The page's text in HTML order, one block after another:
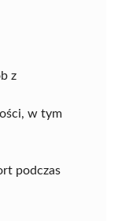
z
w tym
podczas